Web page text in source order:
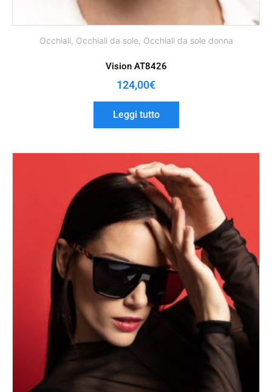
Occhiali, Occhiali da sole, Occhiali da sole donna
Vision AT8426
124,00€
Leggi tutto